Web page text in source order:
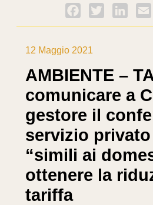
Facebook
Twitter
12 Maggio 2021
AMBIENTE –
comunicare a
gestore il
servizio
“simili ai
ottenere la
tariffa